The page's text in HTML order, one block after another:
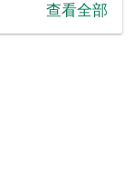
查看全部